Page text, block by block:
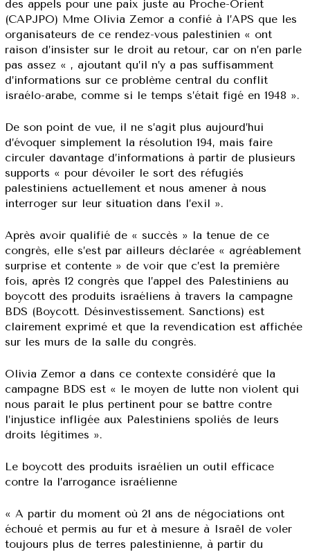
des appels pour une paix juste au Proche-Orient
(CAPJPO) Mme Olivia Zemor a confié à l’APS que les
organisateurs de ce rendez-vous palestinien « ont
raison d’insister sur le droit au retour, car on n’en parle
pas assez « , ajoutant qu’il n’y a pas suffisamment
d’informations sur ce problème central du conflit
israélo-arabe, comme si le temps s’était figé en 1948 ».
De son point de vue, il ne s’agit plus aujourd’hui
d’évoquer simplement la résolution 194, mais faire
circuler davantage d’informations à partir de plusieurs
supports « pour dévoiler le sort des réfugiés
palestiniens actuellement et nous amener à nous
interroger sur leur situation dans l’exil ».
Après avoir qualifié de « succès » la tenue de ce
congrès, elle s’est par ailleurs déclarée « agréablement
surprise et contente » de voir que c’est la première
fois, après 12 congrès que l’appel des Palestiniens au
boycott des produits israéliens à travers la campagne
BDS (Boycott. Désinvestissement. Sanctions) est
clairement exprimé et que la revendication est affichée
sur les murs de la salle du congrès.
Olivia Zemor a dans ce contexte considéré que la
campagne BDS est « le moyen de lutte non violent qui
nous parait le plus pertinent pour se battre contre
l’injustice infligée aux Palestiniens spoliés de leurs
droits légitimes ».
Le boycott des produits israélien un outil efficace
contre la l’arrogance israélienne
« A partir du moment où 21 ans de négociations ont
échoué et permis au fur et à mesure à Israël de voler
toujours plus de terres palestinienne, à partir du